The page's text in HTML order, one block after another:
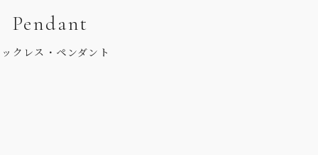
Pendant
クレス・ペンダント